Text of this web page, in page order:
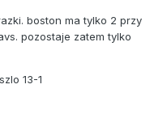
boston ma tylko 2 przy
pozostaje zatem tylko
13-1